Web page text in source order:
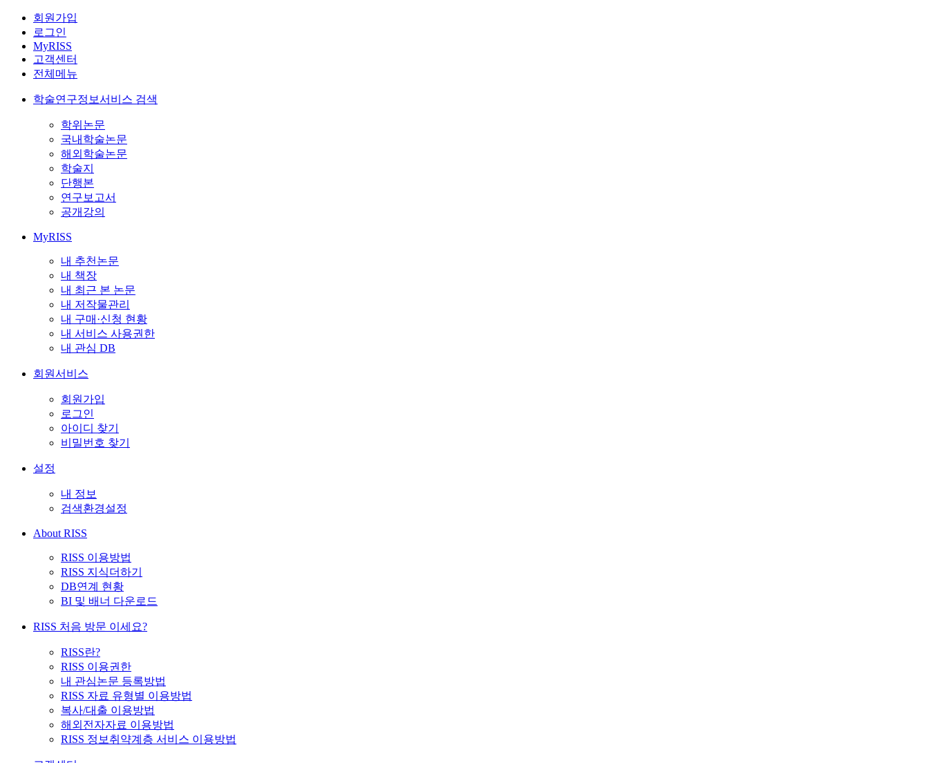
회원가입
로그인
MyRISS
고객센터
전체메뉴
학술연구정보서비스 검색
학위논문
국내학술논문
해외학술논문
학술지
단행본
연구보고서
공개강의
MyRISS
내 추천논문
내 책장
내 최근 본 논문
내 저작물관리
내 구매·신청 현황
내 서비스 사용권한
내 관심 DB
회원서비스
회원가입
로그인
아이디 찾기
비밀번호 찾기
설정
내 정보
검색환경설정
About RISS
RISS 이용방법
RISS 지식더하기
DB연계 현황
BI 및 배너 다운로드
RISS 처음 방문 이세요?
RISS란?
RISS 이용권한
내 관심논문 등록방법
RISS 자료 유형별 이용방법
복사/대출 이용방법
해외전자자료 이용방법
RISS 정보취약계층 서비스 이용방법